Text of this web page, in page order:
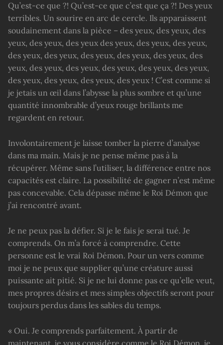
Qu’est-ce que ?! Qu’est-ce que c’est que ça ?! Des yeux
terribles. Un sourire en arc de cercle. Ils apparaissent
soudainement dans la pièce – des yeux, des yeux, des
yeux, des yeux, des yeux des yeux, des yeux, des yeux,
des yeux, des yeux, des yeux, des yeux, des yeux, des
yeux, des yeux, des yeux, des yeux, des yeux, des yeux,
des yeux, des yeux, des yeux, des yeux ! C’est comme si
je jetais un œil dans l’abysse la plus sombre et qu’une
quantité innombrable d’yeux rouge brillants me
regardent en retour.
Involontairement je laisse tomber la pierre d’analyse
dans ma main. Mais je ne pense même pas à la
récupérer. Même sans l’utiliser, la différence entre nos
capacités est claire. La possibilité de gagner n’est même
pas concevable. Cela dépasse même le Roi Démon que
j’ai rencontré avant.
Je ne peux pas la défier. Si je le fais je serai tué. Je
comprends. On m’a forcé à comprendre. Cette
personne est le vrai Roi Démon. Pour un vers comme
moi je ne peux que supplier qu’une créature aussi
puissante ait pitié. Si je ne lui donne pas ce qu’elle veut,
mes propres désirs et mes simples objectifs seront pour
toujours perdus dans les sables du temps.
« Oui. Je comprends parfaitement. À partir de
maintenant, je vous considère comme le Roi Démon, je